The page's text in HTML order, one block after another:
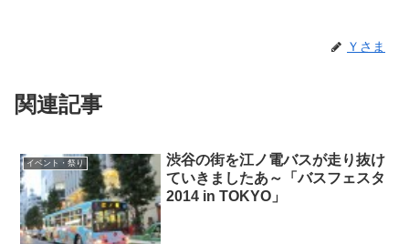
Ｙさま
関連記事
イベント・祭り
渋谷の街を江ノ電バスが走り抜け
ていきましたあ～「バスフェスタ
2014 in TOKYO」